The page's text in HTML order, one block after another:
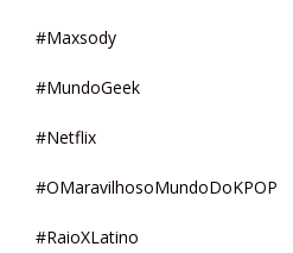
#Maxsody
#MundoGeek
#Netflix
#OMaravilhosoMundoDoKPOP
#RaioXLatino